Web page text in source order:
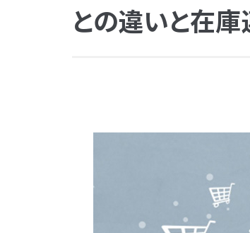
との違いと在庫